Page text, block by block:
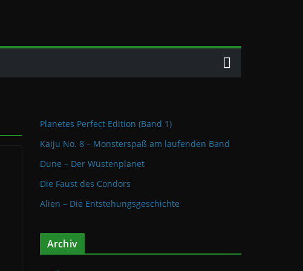
Planetes Perfect Edition (Band 1)
Kaiju No. 8 – Monsterspaß am laufenden Band
Dune – Der Wüstenplanet
Die Faust des Condors
Alien – Die Entstehungsgeschichte
Archiv